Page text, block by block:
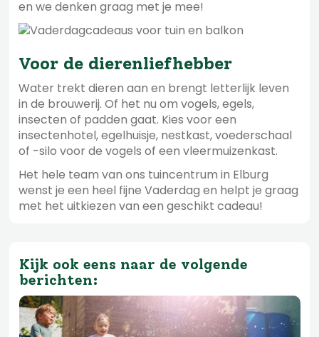
en we denken graag met je mee!
Voor de dierenliefhebber
Water trekt dieren aan en brengt letterlijk leven
in de brouwerij. Of het nu om vogels, egels,
insecten of padden gaat. Kies voor een
insectenhotel, egelhuisje, nestkast, voederschaal
of -silo voor de vogels of een vleermuizenkast.
Het hele team van ons tuincentrum in Elburg
wenst je een heel fijne Vaderdag en helpt je graag
met het uitkiezen van een geschikt cadeau!
Kijk ook eens naar de volgende
berichten: